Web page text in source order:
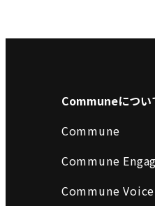
Communeについ
Commune
Commune
Commune Voice